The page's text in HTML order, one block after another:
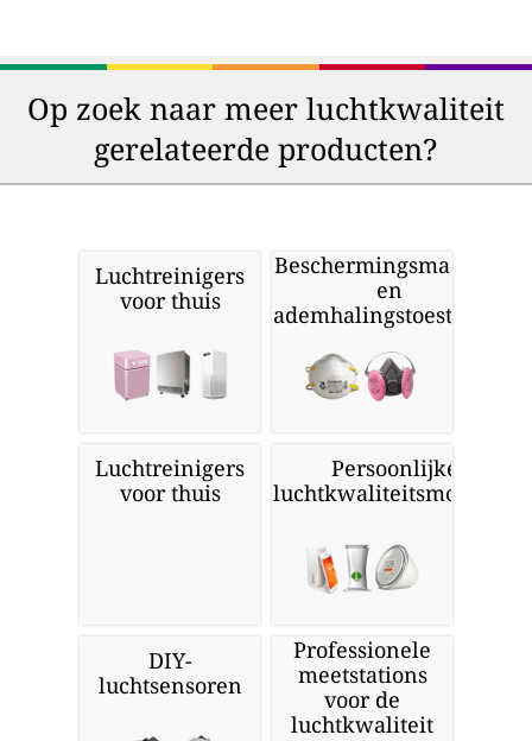
Op zoek naar meer luchtkwaliteit
gerelateerde producten?
Luchtreinigers
voor thuis
Beschermingsmaskers
en
ademhalingstoestellen
Luchtreinigers
voor thuis
Persoonlijke
luchtkwaliteitsmonitors
DIY-
luchtsensoren
Professionele
meetstations
voor de
luchtkwaliteit